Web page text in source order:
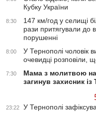
Кубку України
8:30
147 км/год у селищі
рази притягували до
порушенні
8:00
У Тернополі чоловік
очевидці розповіли,
7:30
Мама з молитвою
загинув захисник
23:22 У Тернополі